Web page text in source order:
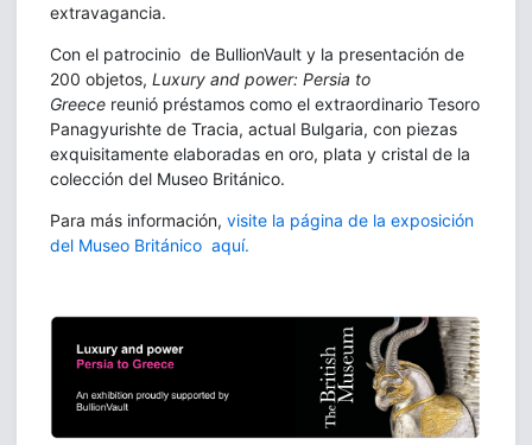
extravagancia.
Con el patrocinio de BullionVault y la presentación de
200 objetos, Luxury and power: Persia to
Greece reunió préstamos como el extraordinario Tesoro
Panagyurishte de Tracia, actual Bulgaria, con piezas
exquisitamente elaboradas en oro, plata y cristal de la
colección del Museo Británico.
Para más información, visite la página de la exposición
del Museo Británico aquí.